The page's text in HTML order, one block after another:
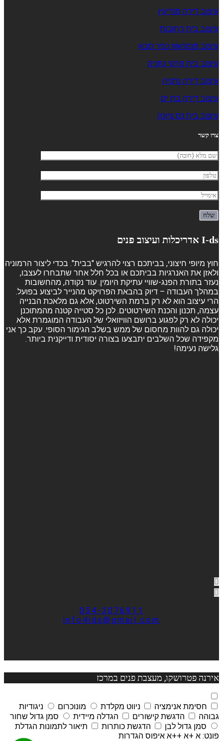
עיצוב דירה מודיעין
עיצוב בית רחובות
עיצוב פנטהאוז כפר סבא
עיצוב בית פרטי נתניה
עיצוב דירה נתניה
עיצוב דירה בת ים
עיצוב בית נס ציונה
צרו קשר
I-ds אדריכלות ועיצוב פנים
חוץ מיופי חיצוני, בביתכם רצוי להרגיש "בבית". בכדי ליצור הרמוניה
ולאזן את האנרגיות בביתכם או בכל חלל אחר שתבחרו לעצבו,
נעזר בתורת הפנג-שוויי עתיקת היומין. עוד נקודה, מהחשובות
במהלך העבודה – דיוק בהבאת הפרויקט מהנייר לביצוע בפועל.
הרי עיצוב הוא לא רק ברמת השירטוט, אלא גם מלאכת הבנייה
עצמה, תכנון והכנת השירטוטים. לכן כל סטייה קטנה מהמתוכנן
יכולה לא רק לפגוע ברושם הוויזואלי של העבודה המוגמרת אלא
יכולה גם להוות מחסום של ממש בשלב הגימור הסופי. עקב כך אני
מקפידה שכל השלבים יתבצעו בצורה יסודית ודייקנית ביותר.
גלישה נעימה!
054-3076911
info4ids@gmail.com
אירנה פטרושקו, מעצבת פנים במרכז
חסימת אנימציה ניווט מקלדת מונוכרום
ניגודיות
גבוהה
הדגשת קישורים הגדלה מיידית
סמן גדול שחור
סמן גדול לבן
הדגשת כותרות תיאור לתמונות הגדלת
פונט: א +א ++א איפוס הגדרות